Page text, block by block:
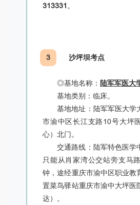
313331。
3 沙坪坝考点
◎基地名称： 陆军军医大
基地类别：临床。
基地地址：陆军军医大学
市渝中区长江支路10号大坪
心）北门。
交通路线：陆军特色医学
只能从肖家湾公交站旁支马
钟，途经重庆市渝中区职业教
置菜鸟驿站重庆市渝中大坪医
达）。